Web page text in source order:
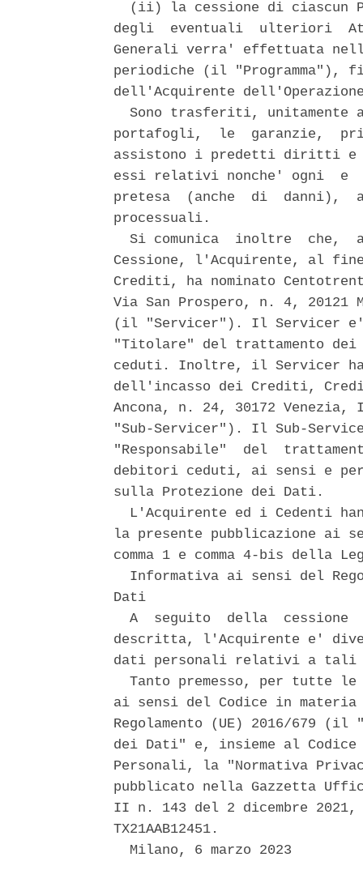
(ii) la cessione di ciascun
degli  eventuali  ulteriori
Generali verra' effettuata
periodiche (il "Programma"),
dell'Acquirente
Sono trasferiti, unitamente
portafogli,  le  garanzie,
assistono i predetti diritti
essi relativi nonche' ogni
pretesa  (anche  di  danni),
processuali.
Si comunica  inoltre  che,
Cessione, l'Acquirente, al
Crediti, ha nominato
Via San Prospero, n. 4,
(il "Servicer"). Il Servicer e'
"Titolare" del trattamento
ceduti. Inoltre, il Servicer
dell'incasso dei Crediti,
Ancona, n. 24, 30172
"Sub-Servicer"). Il Sub-
"Responsabile"  del
debitori ceduti, ai sensi e
sulla Protezione dei Dati.
L'Acquirente ed i Cedenti
la presente pubblicazione
comma 1 e comma 4-bis della
Informativa ai sensi del
Dati
A  seguito  della  cessione
descritta, l'Acquirente e'
dati personali relativi a
Tanto premesso, per tutte
ai sensi del Codice in
Regolamento (UE) 2016/679 (il
dei Dati" e, insieme al
Personali, la "Normativa
pubblicato nella Gazzetta
II n. 143 del 2 dicembre 2021,
TX21AAB12451.
  Milano, 6 marzo 2023